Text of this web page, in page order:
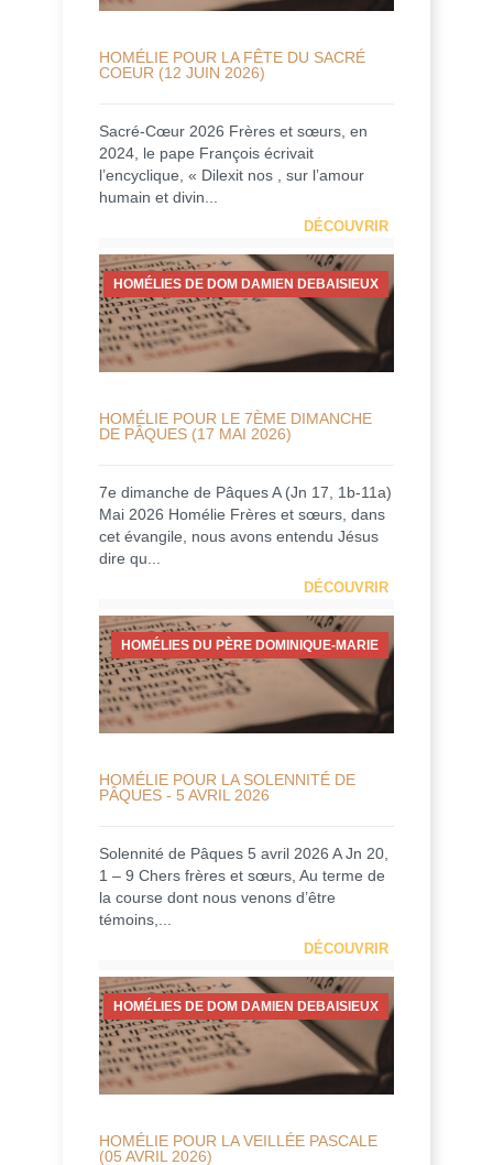
HOMÉLIE POUR LA FÊTE DU SACRÉ
COEUR (12 JUIN 2026)
Sacré-Cœur 2026 Frères et sœurs, en
2024, le pape François écrivait
l’encyclique, « Dilexit nos , sur l’amour
humain et divin...
DÉCOUVRIR
HOMÉLIES DE DOM DAMIEN DEBAISIEUX
HOMÉLIE POUR LE 7ÈME DIMANCHE
DE PÂQUES (17 MAI 2026)
7e dimanche de Pâques A (Jn 17, 1b-11a)
Mai 2026 Homélie Frères et sœurs, dans
cet évangile, nous avons entendu Jésus
dire qu...
DÉCOUVRIR
HOMÉLIES DU PÈRE DOMINIQUE-MARIE
HOMÉLIE POUR LA SOLENNITÉ DE
PÂQUES - 5 AVRIL 2026
Solennité de Pâques 5 avril 2026 A Jn 20,
1 – 9 Chers frères et sœurs, Au terme de
la course dont nous venons d’être
témoins,...
DÉCOUVRIR
HOMÉLIES DE DOM DAMIEN DEBAISIEUX
HOMÉLIE POUR LA VEILLÉE PASCALE
(05 AVRIL 2026)